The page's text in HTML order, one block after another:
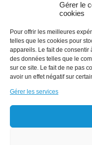
Gérer le
cookies
Pour offrir les meilleures
telles que les cookies pour
appareils. Le fait de consentir
des données telles que le
sur ce site. Le fait de ne pas
avoir un effet négatif sur
Gérer les services
___ Suivez-nous
Linkedin
___ Téléphone
04 74 27 74 02
___ Email
elogia@elogia.fr